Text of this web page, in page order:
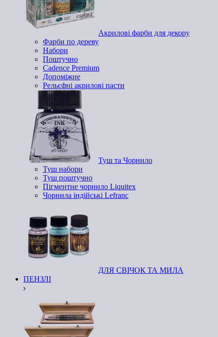
Акрилові фарби для декору
Фарби по дереву
Набори
Поштучно
Cadence Premium
Допоміжне
Рельєфні акрилові пасти
Туш та Чорнило
Туш набори
Туш поштучно
Пігментне чорнило Liquitex
Чорнила індійські Lefranc
ДЛЯ СВІЧОК ТА МИЛА
ПЕНЗЛІ